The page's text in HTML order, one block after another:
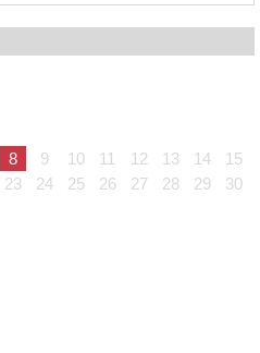
8 9 10 11 12 13 14
15
23 24 25 26 27 28 29
30